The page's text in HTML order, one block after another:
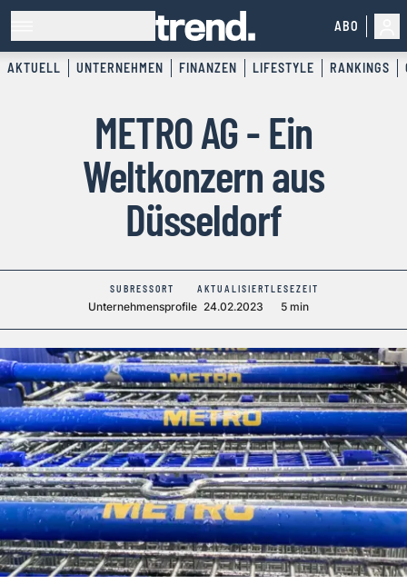
ABO
AKTUELL UNTERNEHMEN FINANZEN LIFESTYLE RANKINGS
METRO AG - Ein
Weltkonzern aus
Düsseldorf
SUBRESSORT
Unternehmensprofile
AKTUALISIERT
24.02.2023
LESEZEIT
5 min